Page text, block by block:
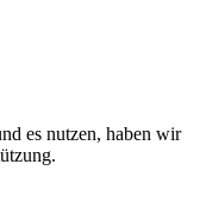
es nutzen, haben wir